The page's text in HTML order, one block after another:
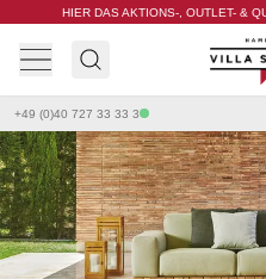
HIER DAS AKTIONS-, OUTLET- &
Villa
+49 (0)40 727 33 33 3